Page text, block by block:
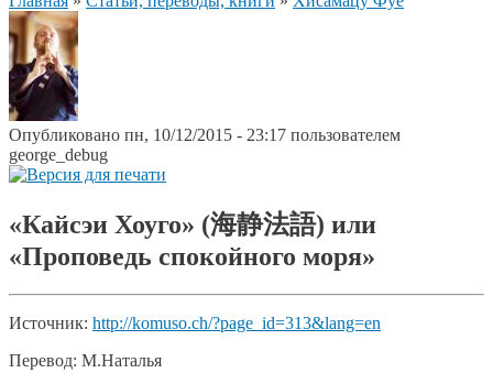
Опубликовано пн, 10/12/2015 - 23:17 пользователем
george_debug
«Кайсэи Хоуго» (海静法語) или
«Проповедь спокойного моря»
Источник: http://komuso.ch/?page_id=313&lang=en
Перевод: М.Наталья